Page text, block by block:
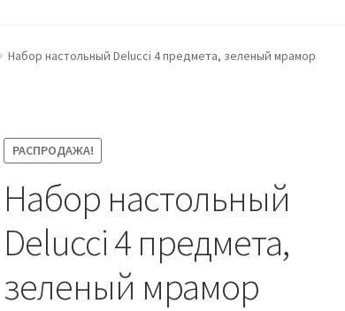
Набор настольный Delucci 4 предмета, зеленый мрамор
РАСПРОДАЖА!
Набор настольный
Delucci 4 предмета,
зеленый мрамор